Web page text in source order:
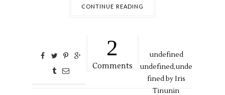
CONTINUE READING
2
Comments
undefined
undefined,unde
fined byIris
Tinunin